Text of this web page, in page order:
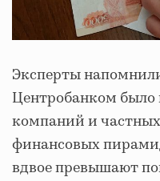
Эксперты
Центробанком было
компаний и
финансовых
вдвое превышают